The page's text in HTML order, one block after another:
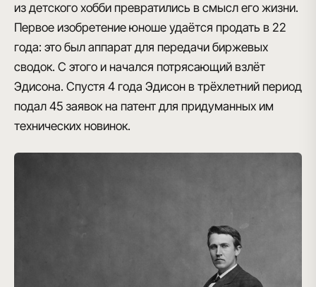
из детского хобби превратились в смысл его жизни.
Первое изобретение юноше удаётся продать в 22
года: это был аппарат для передачи биржевых
сводок. С этого и начался потрясающий взлёт
Эдисона. Спустя 4 года Эдисон в трёхлетний период
подал 45 заявок на патент для придуманных им
технических новинок.